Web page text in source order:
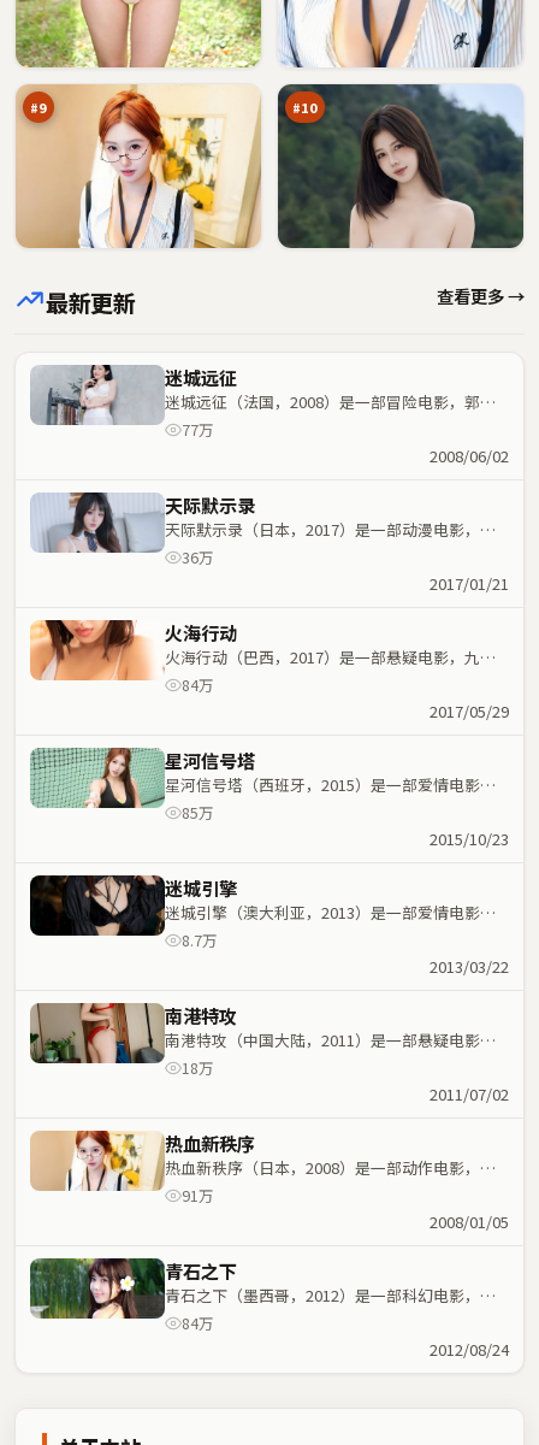
#9
热
血
新
秩
序
91
万
#10
边
城
新
秩
序
万
最新更新 查看更多 →
迷城远征
迷城远征（法国，2008）是一部冒险电影，郭帆
执导，常远、周冬雨等主演；冒险元素与人物命运
77万
2008/06/02
天际默示录
天际默示录（日本，2017）是一部动漫电影，路
阳执导，宋康昊、杨紫等主演；动漫元素与人物命
36万
2017/01/21
火海行动
火海行动（巴西，2017）是一部悬疑电影，九把
刀执导，刘青云、王一博等主演；悬疑元素与人物
84万
2017/05/29
星河信号塔
星河信号塔（西班牙，2015）是一部爱情电影，
大鹏执导，章子怡、肖战等主演；爱情元素与人物
85万
2015/10/23
迷城引擎
迷城引擎（澳大利亚，2013）是一部爱情电影，
杜琪峰执导，魏翔、白宇等主演；爱情元素与人物
8.7万
2013/03/22
南港特攻
南港特攻（中国大陆，2011）是一部悬疑电影，
宁浩执导，杨紫、魏翔等主演；悬疑元素与人物命
18万
2011/07/02
热血新秩序
热血新秩序（日本，2008）是一部动作电影，魏
德圣执导，易烊千玺、役所广司等主演；动作元素
91万
2008/01/05
青石之下
青石之下（墨西哥，2012）是一部科幻电影，许
鞍华执导，马思纯、刘青云等主演；科幻元素与人
84万
2012/08/24